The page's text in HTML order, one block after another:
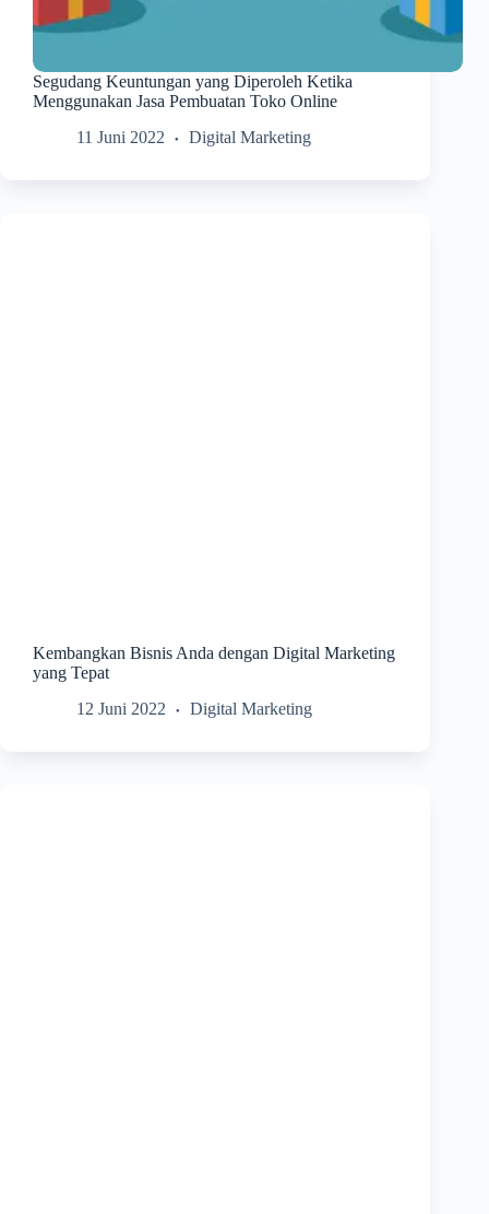
Segudang Keuntungan yang Diperoleh Ketika
Menggunakan Jasa Pembuatan Toko Online
11 Juni 2022
Digital Marketing
Kembangkan Bisnis Anda dengan Digital Marketing
yang Tepat
12 Juni 2022
Digital Marketing